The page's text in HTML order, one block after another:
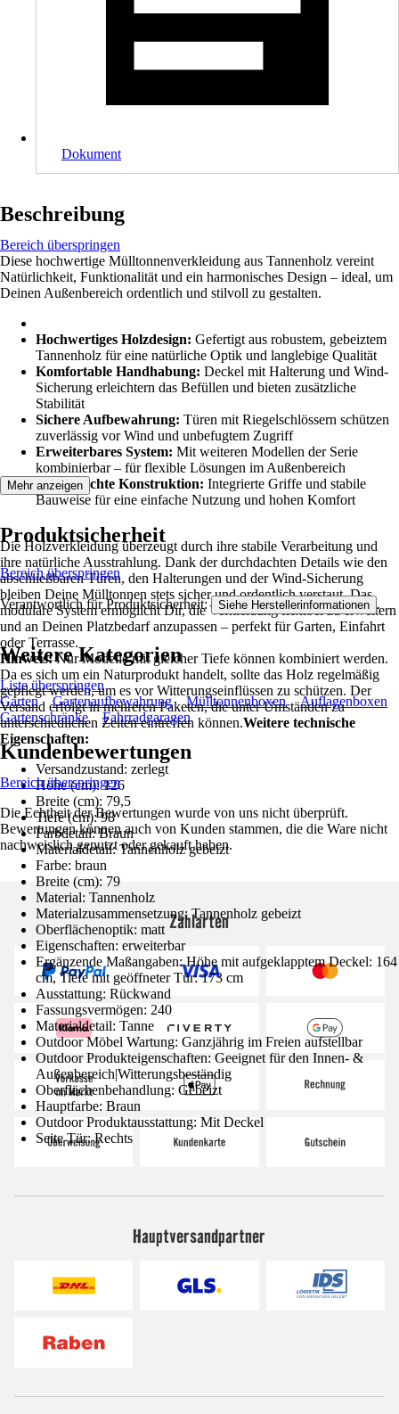
Dokument
Beschreibung
Bereich überspringen
Diese hochwertige Mülltonnenverkleidung aus Tannenholz vereint
Natürlichkeit, Funktionalität und ein harmonisches Design – ideal, um
Deinen Außenbereich ordentlich und stilvoll zu gestalten.
Hochwertiges Holzdesign: Gefertigt aus robustem, gebeiztem
Tannenholz für eine natürliche Optik und langlebige Qualität
Komfortable Handhabung: Deckel mit Halterung und Wind-
Sicherung erleichtern das Befüllen und bieten zusätzliche
Stabilität
Sichere Aufbewahrung: Türen mit Riegelschlössern schützen
zuverlässig vor Wind und unbefugtem Zugriff
Erweiterbares System: Mit weiteren Modellen der Serie
kombinierbar – für flexible Lösungen im Außenbereich
Durchdachte Konstruktion: Integrierte Griffe und stabile
Bauweise für eine einfache Nutzung und hohen Komfort
Die Holzverkleidung überzeugt durch ihre stabile Verarbeitung und
ihre natürliche Ausstrahlung. Dank der durchdachten Details wie den
abschließbaren Türen, den Halterungen und der Wind-Sicherung
bleiben Deine Mülltonnen stets sicher und ordentlich verstaut. Das
modulare System ermöglicht Dir, die Verkleidung flexibel zu erweitern
und an Deinen Platzbedarf anzupassen – perfekt für Garten, Einfahrt
oder Terrasse.
Hinweis:Nur Modelle mit gleicher Tiefe können kombiniert werden.
Da es sich um ein Naturprodukt handelt, sollte das Holz regelmäßig
gepflegt werden, um es vor Witterungseinflüssen zu schützen. Der
Versand erfolgt in mehreren Paketen, die unter Umständen zu
unterschiedlichen Zeiten eintreffen können.Weitere technische
Eigenschaften:
Versandzustand: zerlegt
Höhe (cm): 126
Breite (cm): 79,5
Tiefe (cm): 98
Farbdetail: Braun
Materialdetail: Tannenholz gebeizt
Farbe: braun
Breite (cm): 79
Material: Tannenholz
Materialzusammensetzung: Tannenholz gebeizt
Oberflächenoptik: matt
Eigenschaften: erweiterbar
Ergänzende Maßangaben: Höhe mit aufgeklapptem Deckel: 164
cm, Tiefe mit geöffneter Tür: 173 cm
Ausstattung: Rückwand
Fassungsvermögen: 240
Materialdetail: Tanne
Outdoor Möbel Wartung: Ganzjährig im Freien aufstellbar
Outdoor Produkteigenschaften: Geeignet für den Innen- &
Außenbereich|Witterungsbeständig
Oberflächenbehandlung: Gebeizt
Hauptfarbe: Braun
Outdoor Produktausstattung: Mit Deckel
Seite Tür: Rechts
Mehr anzeigen
Produktsicherheit
Bereich überspringen
Verantwortlich für Produktsicherheit: Siehe Herstellerinformationen .
Weitere Kategorien
Liste überspringen
Garten
Gartenaufbewahrung Mülltonnenboxen
Auflagenboxen
Gartenschränke
Fahrradgaragen
Kundenbewertungen
Bereich überspringen
Die Echtheit der Bewertungen wurde von uns nicht überprüft.
Bewertungen können auch von Kunden stammen, die die Ware nicht
nachweislich genutzt oder gekauft haben.
Zahlarten
Hauptversandpartner